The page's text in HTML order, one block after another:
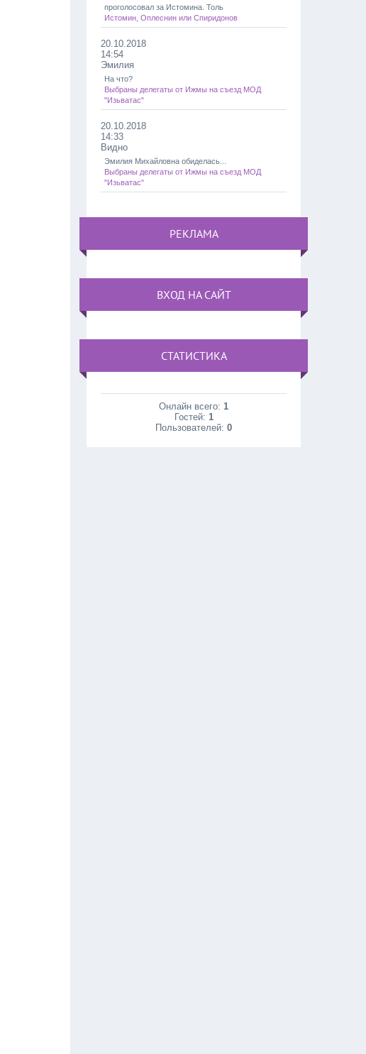
проголосовал за Истомина. Толь
Истомин, Оплеснин или Спиридонов
20.10.2018
14:54
Эмилия
На что?
Выбраны делегаты от Ижмы на съезд МОД
"Изьватас"
20.10.2018
14:33
Видно
Эмилия Михайловна обиделась...
Выбраны делегаты от Ижмы на съезд МОД
"Изьватас"
РЕКЛАМА
ВХОД НА САЙТ
СТАТИСТИКА
Онлайн всего:1
Гостей: 1
Пользователей:0